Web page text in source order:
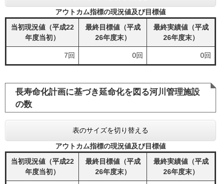
アウトカム指標の現況値及び目標値
当初現況値（平成22
年度当初）
最終目標値（平成
26年度末）
最終実績値（平成
26年度末）
7回 0回 0回
長寿命化計画に基づき延命化を図る河川管理施設
の数
表のサイズを切り替える
アウトカム指標の現況値及び目標値
当初現況値（平成22
年度当初）
最終目標値（平成
26年度末）
最終実績値（平成
26年度末）